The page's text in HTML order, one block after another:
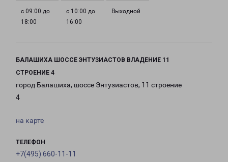
с 09:00 до
18:00
с 10:00 до
16:00
Выходной
БАЛАШИХА ШОССЕ ЭНТУЗИАСТОВ ВЛАДЕНИЕ 11
СТРОЕНИЕ 4
город Балашиха, шоссе Энтузиастов, 11 строение
4
на карте
ТЕЛЕФОН
+7(495) 660-11-11